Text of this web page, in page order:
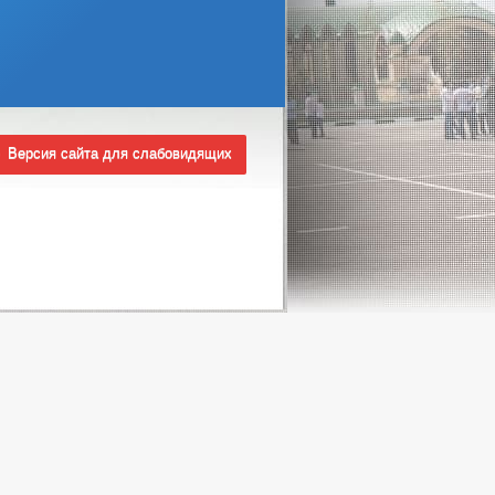
Версия сайта для слабовидящих